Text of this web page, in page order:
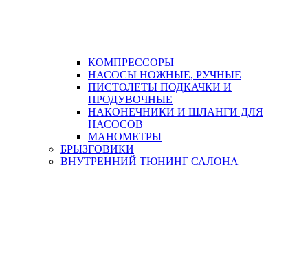
КОМПРЕССОРЫ
НАСОСЫ НОЖНЫЕ, РУЧНЫЕ
ПИСТОЛЕТЫ ПОДКАЧКИ И
ПРОДУВОЧНЫЕ
НАКОНЕЧНИКИ И ШЛАНГИ ДЛЯ
НАСОСОВ
МАНОМЕТРЫ
БРЫЗГОВИКИ
ВНУТРЕННИЙ ТЮНИНГ САЛОНА